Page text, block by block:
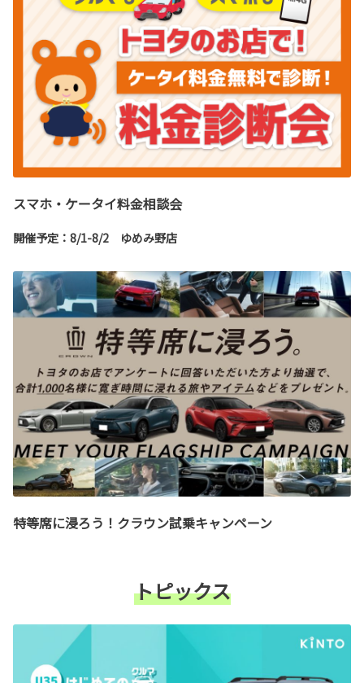
スマホ・ケータイ料金相談会
開催予定：8/1-8/2 ゆめみ野店
特等席に浸ろう！クラウン試乗キャンペーン
トピックス